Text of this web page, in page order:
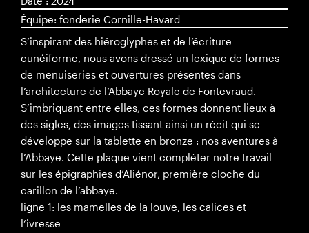
Équipe: fonderie Cornille-Havard
S’inspirant des hiéroglyphes et de l’écriture
cunéiforme, nous avons dressé un lexique de formes
de menuiseries et ouvertures présentes dans
l’architecture de l’Abbaye Royale de Fontevraud.
S’imbriquant entre elles, ces formes donnent lieux à
des sigles, des images tissant ainsi un récit qui se
développe sur la tablette en bronze : nos aventures à
l’Abbaye. Cette plaque vient compléter notre travail
sur les épigraphies d’Aliénor, première cloche du
carillon de l’abbaye.
ligne 1: les mamelles de la louve, les calices et
l’ivresse